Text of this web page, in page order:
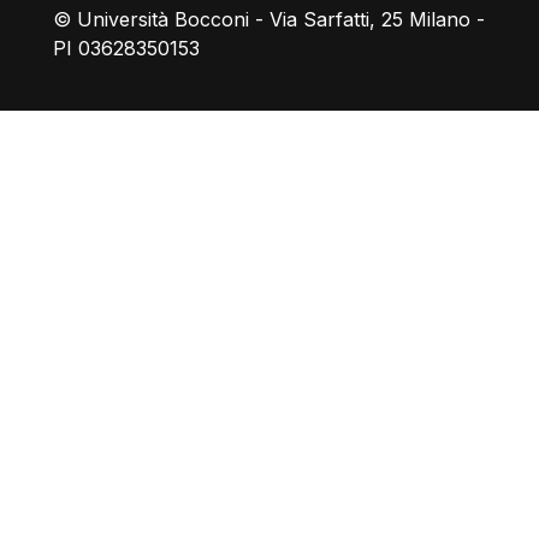
© Università Bocconi - Via Sarfatti, 25 Milano -
PI 03628350153